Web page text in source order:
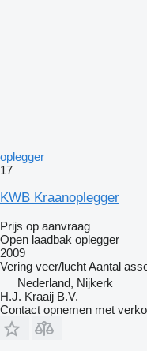
oplegger
17
KWB Kraanoplegger
Prijs op aanvraag
Open laadbak oplegger
2009
Vering veer/luchtAantal
Nederland, Nijkerk
H.J. Kraaij B.V.
Contact opnemen met